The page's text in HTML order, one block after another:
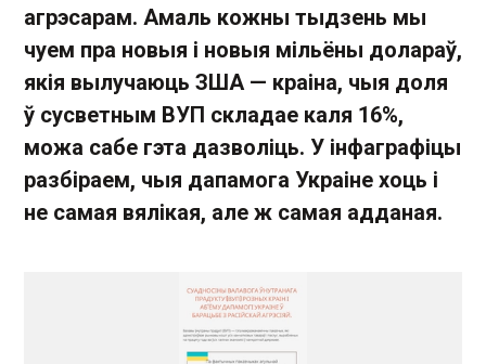
агрэсарам. Амаль кожны тыдзень мы
чуем пра новыя і новыя мільёны долараў,
якія вылучаюць ЗША — краіна, чыя доля
ў сусветным ВУП складае каля 16%,
можа сабе гэта дазволіць. У інфаграфіцы
разбіраем, чыя дапамога Украіне хоць і
не самая вялікая, але ж самая адданая.